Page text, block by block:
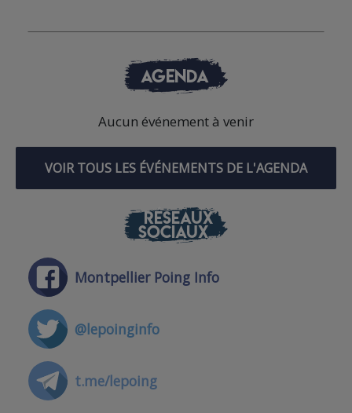
AGENDA
Aucun événement à venir
VOIR TOUS LES ÉVÉNEMENTS DE L'AGENDA
RÉSEAUX
SOCIAUX
Montpellier Poing Info
@lepoinginfo
t.me/lepoing